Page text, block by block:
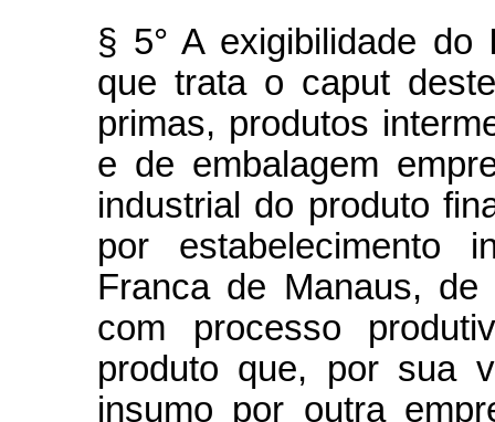
§ 5° A exigibilidade do
que trata o caput
primas, produtos
e de embalagem
industrial do produto
por estabelecimento
Franca de Manaus,
com processo
produto que, por sua
insumo por outra